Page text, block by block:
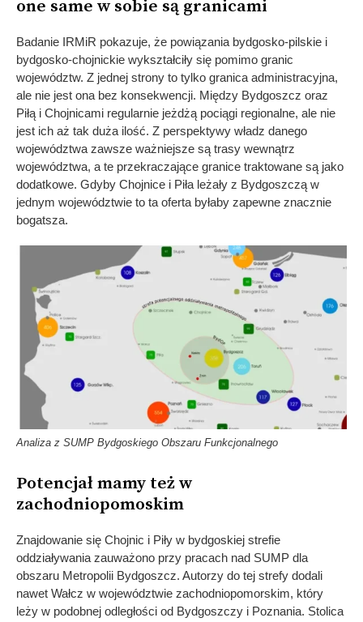
one same w sobie są granicami
Badanie IRMiR pokazuje, że powiązania bydgosko-pilskie i
bydgosko-chojnickie wykształciły się pomimo granic
województw. Z jednej strony to tylko granica administracyjna,
ale nie jest ona bez konsekwencji. Między Bydgoszcz oraz
Piłą i Chojnicami regularnie jeżdżą pociągi regionalne, ale nie
jest ich aż tak duża ilość. Z perspektywy władz danego
województwa zawsze ważniejsze są trasy wewnątrz
województwa, a te przekraczające granice traktowane są jako
dodatkowe. Gdyby Chojnice i Piła leżały z Bydgoszczą w
jednym województwie to ta oferta byłaby zapewne znacznie
bogatsza.
Analiza z SUMP Bydgoskiego Obszaru Funkcjonalnego
Potencjał mamy też w
zachodniopomoskim
Znajdowanie się Chojnic i Piły w bydgoskiej strefie
oddziaływania zauważono przy pracach nad SUMP dla
obszaru Metropolii Bydgoszcz. Autorzy do tej strefy dodali
nawet Wałcz w województwie zachodniopomorskim, który
leży w podobnej odległości od Bydgoszczy i Poznania. Stolica